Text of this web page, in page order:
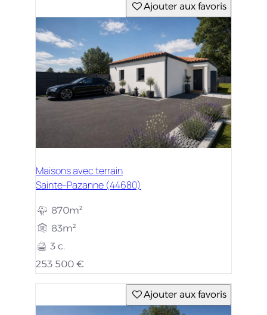
Ajouter aux favoris
Maisons avec terrain
Sainte-Pazanne (44680)
870m²
83m²
3 c.
253 500 €
Ajouter aux favoris